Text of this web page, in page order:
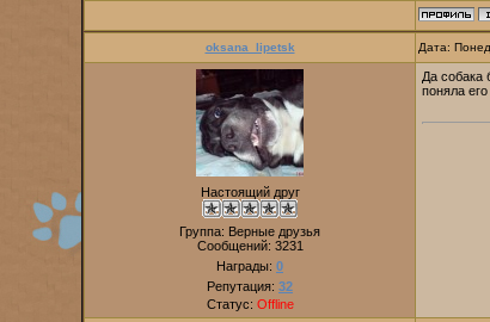
oksana_lipetsk Дата:
Настоящий друг
Группа: Верные друзья
Сообщений: 3231
Награды: 0
Репутация: 32
Статус: Offline
Да собака
поняла